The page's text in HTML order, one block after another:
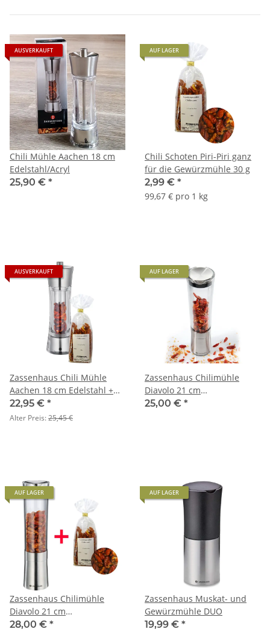
AUSVERKAUFT
Chili Mühle Aachen 18 cm
Edelstahl/Acryl
25,90 € *
AUF LAGER
Chili Schoten Piri-Piri ganz
für die Gewürzmühle 30 g
2,99 € *
99,67 € pro 1 kg
AUSVERKAUFT
Zassenhaus Chili Mühle
Aachen 18 cm Edelstahl +
Chili 30 g
22,95 € *
Alter Preis:25,45 €
AUF LAGER
Zassenhaus Chilimühle
Diavolo 21 cm
Edelstahl/Acryl - neues
25,00 € *
AUF LAGER
Zassenhaus Chilimühle
Diavolo 21 cm
Edelstahl/Acryl + Chili Piri-
28,00 € *
AUF LAGER
Zassenhaus Muskat- und
Gewürzmühle DUO
19,99 € *